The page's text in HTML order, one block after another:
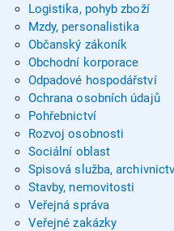
Logistika, pohyb zboží
Mzdy, personalistika
Občanský zákoník
Obchodní korporace
Odpadové hospodářství
Ochrana osobních údajů
Pohřebnictví
Rozvoj osobnosti
Sociální oblast
Spisová služba,
Stavby, nemovitosti
Veřejná správa
Veřejné zakázky